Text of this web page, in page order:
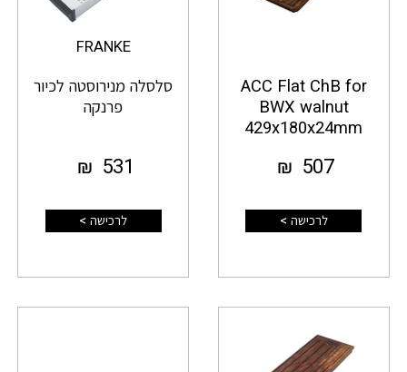
ACC Flat ChB for
BWX walnut
429x180x24mm
507
₪
לרכישה >
FRANKE
סלסלה מנירוסטה לכיור
פרנקה
531
₪
לרכישה >